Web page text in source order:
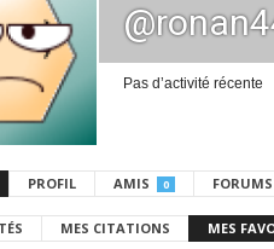
Pas d’activité récente
PROFIL AMIS 0 FORUMS
MES CITATIONS MES